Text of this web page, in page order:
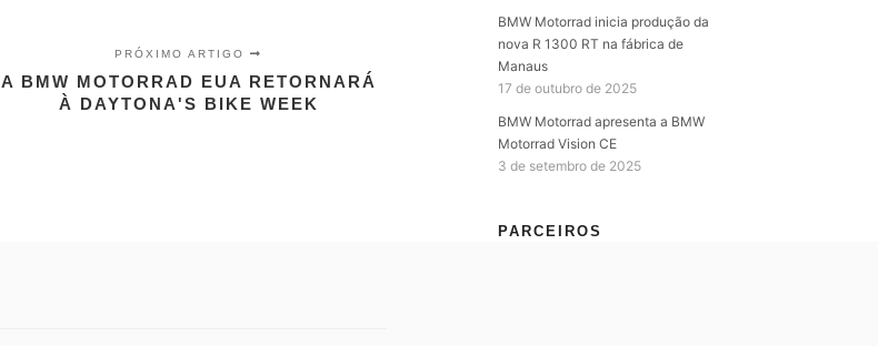
PRÓXIMO ARTIGO
A BMW MOTORRAD EUA RETORNARÁ
À DAYTONA'S BIKE WEEK
BMW Motorrad inicia produção da
nova R 1300 RT na fábrica de
Manaus
17 de outubro de 2025
BMW Motorrad apresenta a BMW
Motorrad Vision CE
3 de setembro de 2025
PARCEIROS